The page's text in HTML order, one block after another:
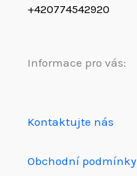
+420774542920
Informace pro vás:
Kontaktujte nás
Obchodní podmínky